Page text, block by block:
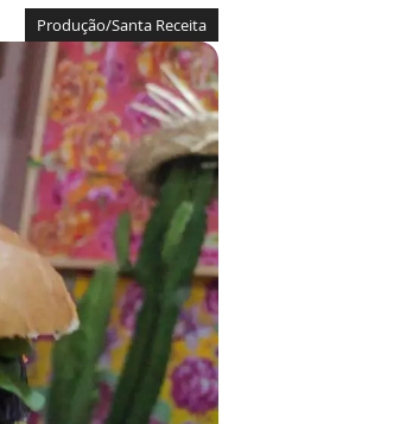
Produção/Santa Receita